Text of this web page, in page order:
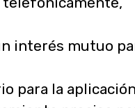
interés mutuo
para la